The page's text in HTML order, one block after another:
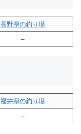
長野県の釣り場
–
福井県の釣り場
–